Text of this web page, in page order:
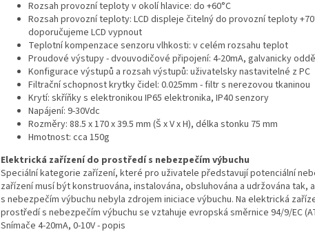
Rozsah provozní teploty v okolí hlavice: do +60°C
Rozsah provozní teploty: LCD displeje čitelný do provozní teploty
doporučujeme LCD vypnout
Teplotní kompenzace senzoru vlhkosti: v celém rozsahu teplot
Proudové výstupy - dvouvodičové připojení: 4-20mA, galvanicky
Konfigurace výstupů a rozsah výstupů: uživatelsky nastavitelné z PC
Filtrační schopnost krytky čidel: 0.025mm - filtr s nerezovou tkaninou
Krytí: skříňky s elektronikou IP65 elektronika, IP40 senzory
Napájení: 9-30Vdc
Rozměry: 88.5 x 170 x 39.5 mm (Š x V x H), délka stonku 75 mm
Hmotnost: cca 150g
Elektrická zařízení do prostředí s nebezpečím výbuchu
Speciální kategorie zařízení, které pro uživatele představují potenciální
zařízení musí být konstruována, instalována, obsluhována a udržována tak,
s nebezpečím výbuchu nebyla zdrojem iniciace výbuchu. Na elektrická
prostředí s nebezpečím výbuchu se vztahuje evropská směrnice 94/9/EC
Snímače 4-20mA, 0-10V - popis